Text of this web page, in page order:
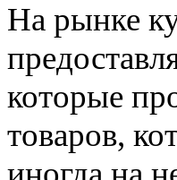
На рынке
которые
товаров,